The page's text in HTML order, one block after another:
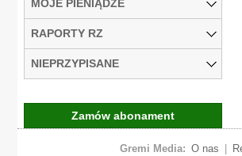
MOJE PIENIĄDZE
RAPORTY RZ
NIEPRZYPISANE
Zamów abonament
Gremi Media: O nas